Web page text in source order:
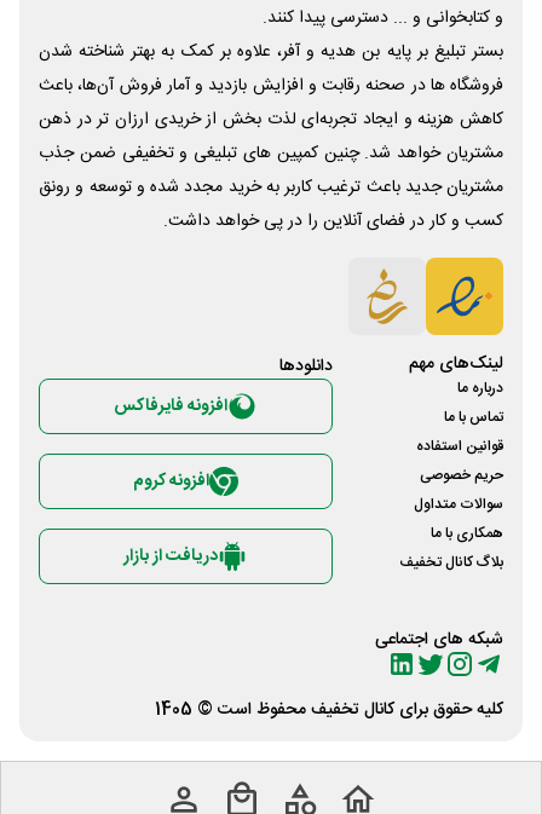
و کتابخوانی و ... دسترسی پیدا کنند.
بستر تبلیغ بر پایه بن هدیه و آفر، علاوه بر کمک به بهتر شناخته شدن
فروشگاه ها در صحنه رقابت و افزایش بازدید و آمار فروش آن‌ها، باعث
کاهش هزینه و ایجاد تجربه‌ای لذت بخش از خریدی ارزان تر در ذهن
مشتریان خواهد شد. چنین کمپین های تبلیغی و تخفیفی ضمن جذب
مشتریان جدید باعث ترغیب کاربر به خرید مجدد شده و توسعه و رونق
کسب و کار در فضای آنلاین را در پی خواهد داشت.
لینک‌های مهم
درباره ما
تماس با ما
قوانین استفاده
حریم خصوصی
سوالات متداول
همکاری با ما
بلاگ کانال تخفیف
شبکه های اجتماعی
دانلود‌ها
افزونه فایرفاکس
افزونه کروم
دریافت از بازار
کلیه حقوق برای کانال تخفیفمحفوظ است © 1405